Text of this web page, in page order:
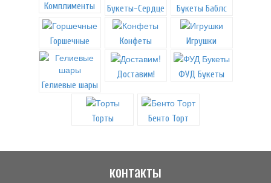
Комплименты Букеты-Сердце Букеты Баблс
Горшечные Конфеты Игрушки
Гелиевые шары
Доставим! ФУД Букеты
Торты Бенто Торт
контакты